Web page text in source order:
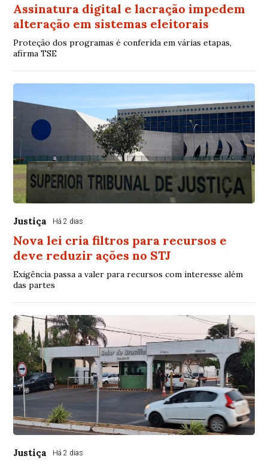
Assinatura digital e lacração impedem
alteração em sistemas eleitorais
Proteção dos programas é conferida em várias etapas,
afirma TSE
Justiça Há 2 dias
Nova lei cria filtros para recursos e
deve reduzir ações no STJ
Exigência passa a valer para recursos com interesse além
das partes
Justiça Há 2 dias